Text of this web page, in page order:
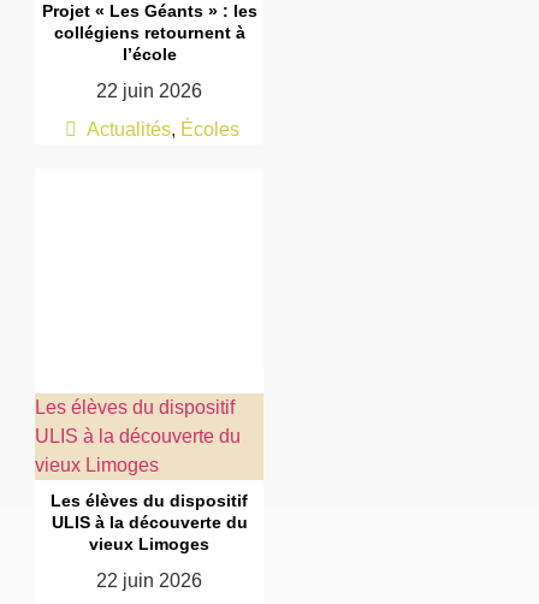
Projet « Les Géants » : les
collégiens retournent à
l’école
22 juin 2026
Actualités, Écoles
Les élèves du dispositif
ULIS à la découverte du
vieux Limoges
Les élèves du dispositif
ULIS à la découverte du
vieux Limoges
22 juin 2026